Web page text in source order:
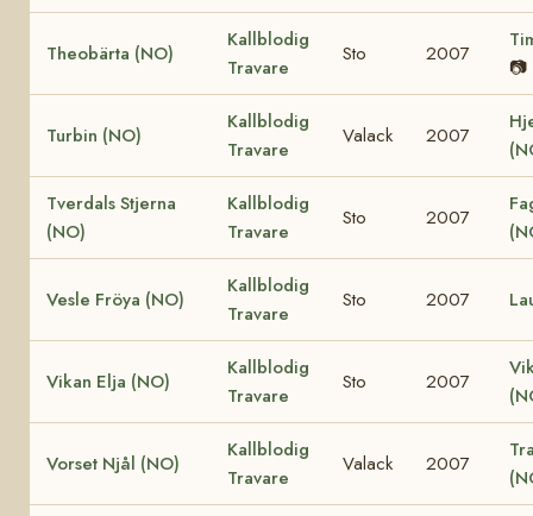
Theobärta (NO)
Kallblodig
Travare
Sto 2007
📷
Turbin (NO)
Kallblodig
Travare
Valack 2007
Tverdals Stjerna
(NO)
Kallblodig
Travare
Sto 2007
Vesle Fröya (NO)
Kallblodig
Travare
Sto 2007
Vikan Elja (NO)
Kallblodig
Travare
Sto 2007
Vorset Njål (NO)
Kallblodig
Travare
Valack 2007